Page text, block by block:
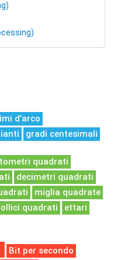
d’arco
gradi centesimali
quadrati
decimetri quadrati
miglia quadrate
quadrati
ettari
Bit per secondo